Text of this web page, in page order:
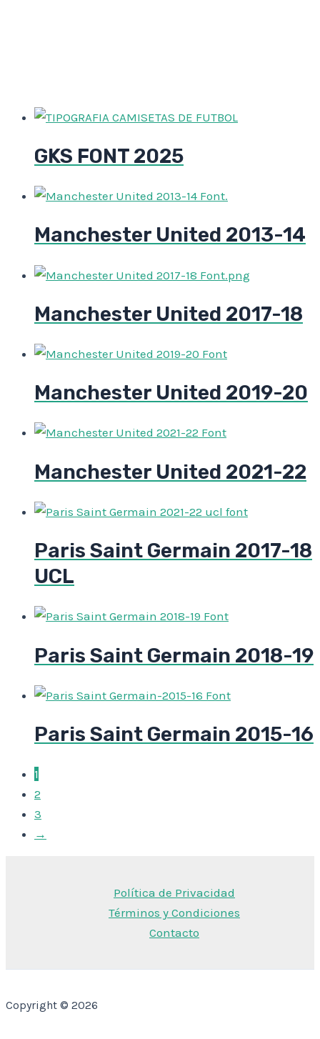
GKS FONT 2025
Manchester United 2013-14
Manchester United 2017-18
Manchester United 2019-20
Manchester United 2021-22
Paris Saint Germain 2017-18
UCL
Paris Saint Germain 2018-19
Paris Saint Germain 2015-16
1
2
3
→
Política de Privacidad
Términos y Condiciones
Contacto
Copyright © 2026